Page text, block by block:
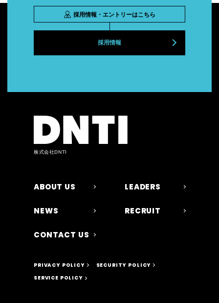
採用情報・エントリーはこちら
採用情報
株式会社DNTI
ABOUT US LEADERS
NEWS RECRUIT
CONTACT US
PRIVACY POLICY
SECURITY POLICY
SERVICE POLICY